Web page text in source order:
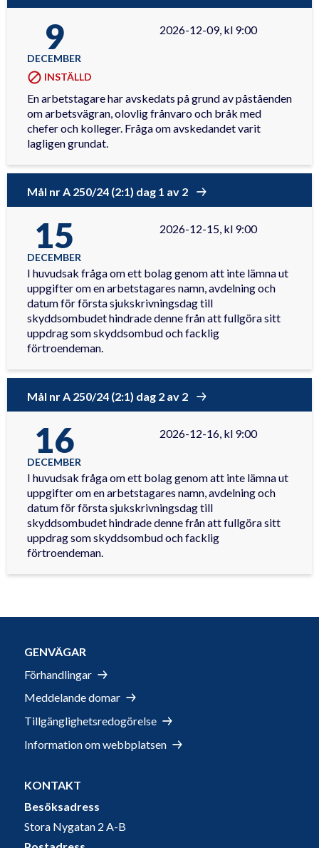
9
DECEMBER
INSTÄLLD
2026-12-09, kl 9:00
En arbetstagare har avskedats på grund av påståenden
om arbetsvägran, olovlig frånvaro och bråk med
chefer och kolleger. Fråga om avskedandet varit
lagligen grundat.
Mål nr A 250/24 (2:1) dag 1 av 2
15
DECEMBER
2026-12-15, kl 9:00
I huvudsak fråga om ett bolag genom att inte lämna ut
uppgifter om en arbetstagares namn, avdelning och
datum för första sjukskrivningsdag till
skyddsombudet hindrade denne från att fullgöra sitt
uppdrag som skyddsombud och facklig
förtroendeman.
Mål nr A 250/24 (2:1) dag 2 av 2
16
DECEMBER
2026-12-16, kl 9:00
I huvudsak fråga om ett bolag genom att inte lämna ut
uppgifter om en arbetstagares namn, avdelning och
datum för första sjukskrivningsdag till
skyddsombudet hindrade denne från att fullgöra sitt
uppdrag som skyddsombud och facklig
förtroendeman.
GENVÄGAR
Förhandlingar
Meddelande domar
Tillgänglighetsredogörelse
Information om webbplatsen
KONTAKT
Besöksadress
Stora Nygatan 2 A-B